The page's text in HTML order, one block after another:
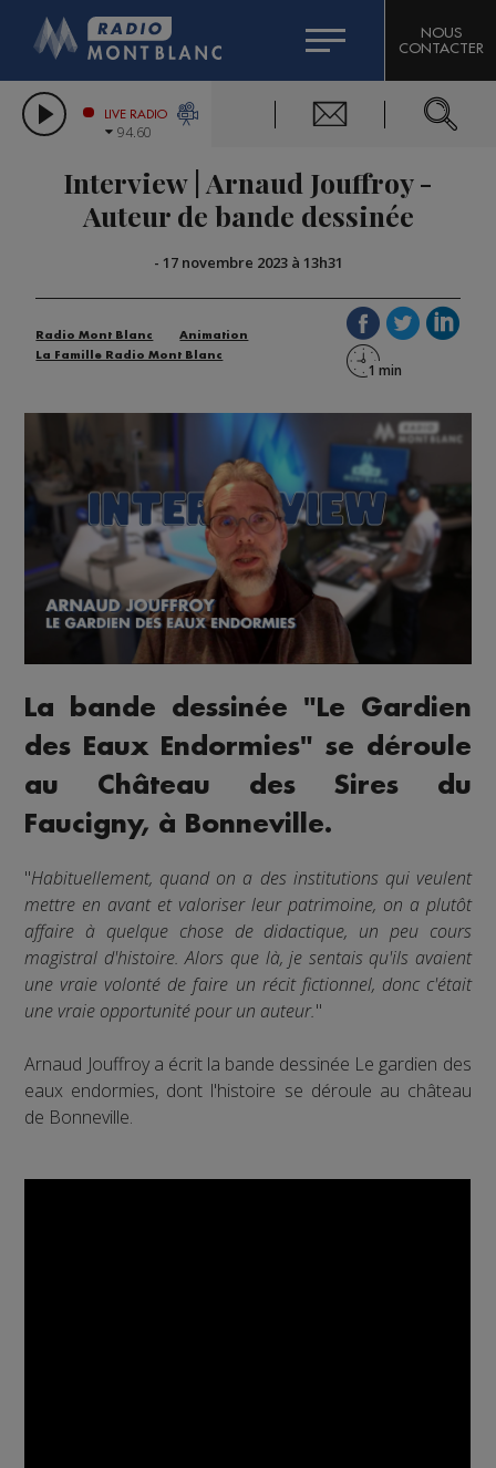
LES CHRONIQUES DE L'EXPERT
CITIZEN MACHINERY
GRAND MASSIF DOMAINES SKIABLES
BIGARD
COMPAGNIE DU MONT-BLANC
NOUS
CONTACTER
LIVE RADIO
94.60
Interview | Arnaud Jouffroy -
Auteur de bande dessinée
- 17 novembre 2023 à 13h31
Radio Mont Blanc
Animation
La Famille Radio Mont Blanc
La bande dessinée "Le Gardien
des Eaux Endormies" se déroule
au Château des Sires du
Faucigny, à Bonneville.
"Habituellement, quand on a des institutions qui veulent
mettre en avant et valoriser leur patrimoine, on a plutôt
affaire à quelque chose de didactique, un peu cours
magistral d'histoire. Alors que là, je sentais qu'ils avaient
une vraie volonté de faire un récit fictionnel, donc c'était
une vraie opportunité pour un auteur."
Arnaud Jouffroy a écrit la bande dessinée Le gardien des
eaux endormies, dont l'histoire se déroule au château
de Bonneville.